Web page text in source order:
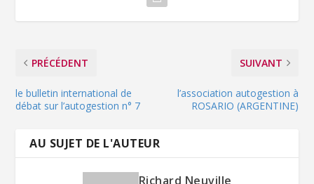
PRÉCÉDENT
le bulletin international de
débat sur l’autogestion n° 7
SUIVANT
l’association autogestion à
ROSARIO (ARGENTINE)
AU SUJET DE L'AUTEUR
Richard Neuville